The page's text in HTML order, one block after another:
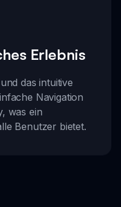
Erlebnis
das intuitive
Navigation
was ein
Benutzer bietet.